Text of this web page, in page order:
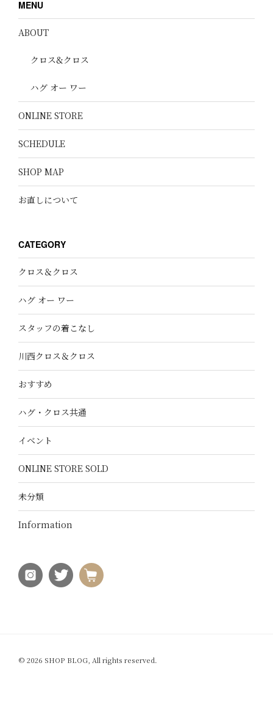
MENU
ABOUT
クロス&クロス
ハグ オー ワー
ONLINE STORE
SCHEDULE
SHOP MAP
お直しについて
CATEGORY
クロス＆クロス
ハグ オー ワー
スタッフの着こなし
川西クロス＆クロス
おすすめ
ハグ・クロス共通
イベント
ONLINE STORE SOLD
未分類
Information
© 2026 SHOP BLOG, All rights reserved.